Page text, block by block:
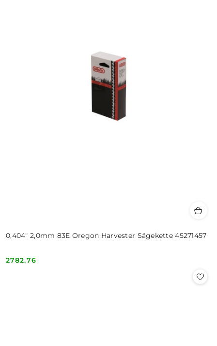
0,404" 2,0mm 83E Oregon Harvester Sägekette 45271457
Cena:
2782.76